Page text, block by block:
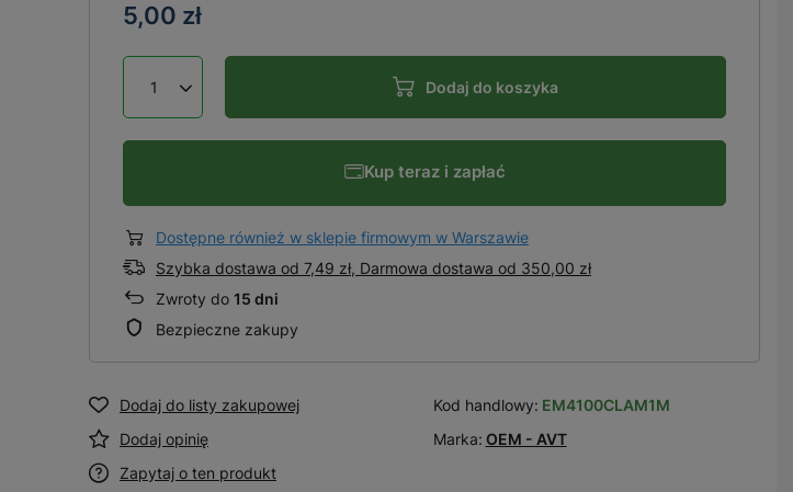
5,00 zł
Dodaj do koszyka
Kup teraz i zapłać
Dostępne również w sklepie firmowym w Warszawie
Szybka dostawa od 7,49 zł, Darmowa dostawa od 350,00 zł
Zwroty do 15 dni
Bezpieczne zakupy
Dodaj do listy zakupowej
Dodaj opinię
Zapytaj o ten produkt
Kod handlowy: EM4100CLAM1M
Marka: OEM - AVT